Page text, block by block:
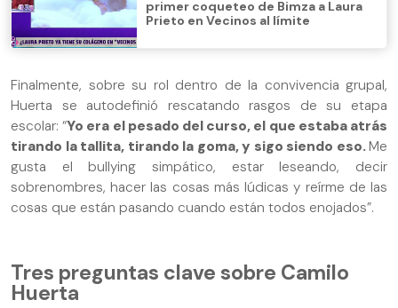
primer coqueteo de Bimza a Laura
Prieto en Vecinos al límite
Finalmente, sobre su rol dentro de la convivencia grupal,
Huerta se autodefinió rescatando rasgos de su etapa
escolar: “Yo era el pesado del curso, el que estaba atrás
tirando la tallita, tirando la goma, y sigo siendo eso. Me
gusta el bullying simpático, estar leseando, decir
sobrenombres, hacer las cosas más lúdicas y reírme de las
cosas que están pasando cuando están todos enojados”.
Tres preguntas clave sobre Camilo
Huerta